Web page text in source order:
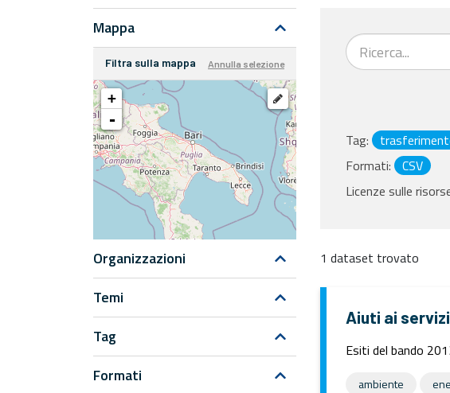
Mappa
Filtra sulla mappa Annulla selezione
+
-
Organizzazioni
Temi
Tag
Formati
Tag:
Formati:
CSV
Licenze sulle
1 dataset trovato
Aiuti ai
Esiti del bando
ambiente